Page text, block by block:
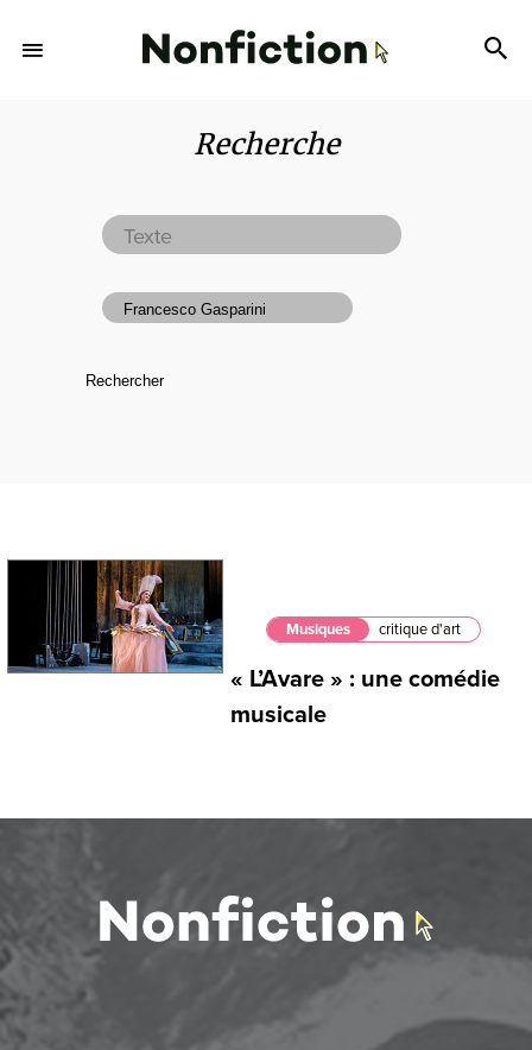
Recherche
Musiques critique d'art
« L’Avare » : une comédie
musicale